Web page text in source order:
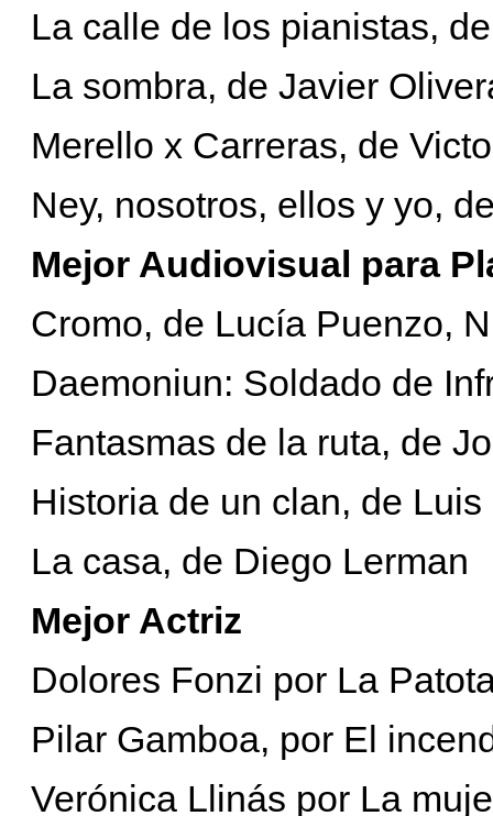
La calle de los pianistas,
La sombra, de Javier
Merello x Carreras, de
Ney, nosotros, ellos y yo,
Mejor Audiovisual para
Cromo, de Lucía Puenzo,
Daemoniun: Soldado de
Fantasmas de la ruta, de
Historia de un clan, de Luis
La casa, de Diego Lerman
Mejor Actriz
Dolores Fonzi por La
Pilar Gamboa, por El
Verónica Llinás por La